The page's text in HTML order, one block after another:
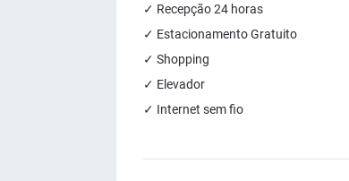
✓ Recepção 24 horas
✓ Estacionamento Gratuito
✓ Shopping
✓ Elevador
✓ Internet sem fio